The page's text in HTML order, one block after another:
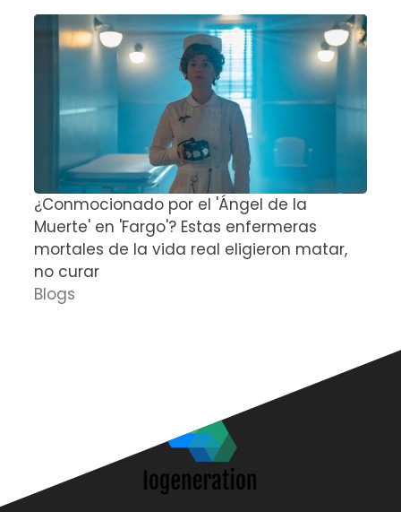
¿Conmocionado por el 'Ángel de la
Muerte' en 'Fargo'? Estas enfermeras
mortales de la vida real eligieron matar,
no curar
Blogs